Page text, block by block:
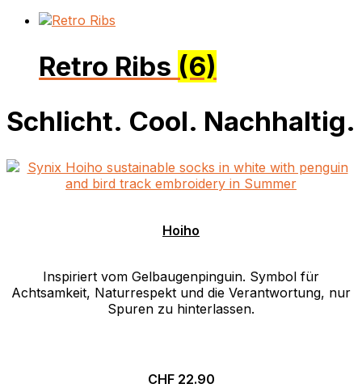
Retro Ribs (6)
Schlicht. Cool. Nachhaltig.
Hoiho
Inspiriert vom Gelbaugenpinguin. Symbol für
Achtsamkeit, Naturrespekt und die Verantwortung, nur
Spuren zu hinterlassen.
CHF22.90